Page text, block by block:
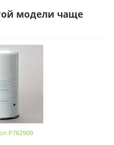
модели чаще
P782909